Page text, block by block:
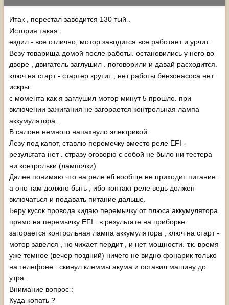
Итак , перестал заводится 130 тый .
История такая :
ездил - все отлично, мотор заводится все работает и урчит.
Везу товарища домой после работы. остановились у него во
дворе , двигатель заглушил . поговорили и давай расходится.
ключ на старт - стартер крутит , нет работы бензонасоса нет
искры.
с момента как я заглушил мотор минут 5 прошло. при
включении зажигания не загорается контрольная лампа
аккумулятора .
В салоне немного напахнуло электрикой.
Лезу под капот, ставлю перемечку вместо реле EFI -
результата нет . стразу оговорю с собой не было ни тестера
ни контрольки (лампочки)
Далее понимаю что на реле efi вообще не приходит питание .
а оно там должно быть , ибо контакт реле ведь должен
включаться и подавать питание дальше.
Беру кусок провода кидаю перемычку от плюса аккумулятора
прямо на перемычку EFI . в результате на приборке
загорается контрольная лампа аккумулятора , ключ на старт -
мотор завелся , но чихает пердит , и нет мощности. т.к. время
уже темное (вечер поздний) ничего не видно фонарик только
на телефоне . скинул клеммы акума и оставил машину до
утра .
Внимание вопрос :
Куда копать ?